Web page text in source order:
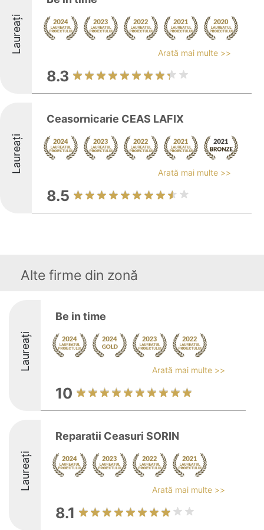
Laureați Arată mai multe >>
8.3
Laureați
Ceasornicarie CEAS LAFIX
Arată mai multe >>
8.5
Alte firme din zonă
Laureați
Be in time
Arată mai multe >>
10
Laureați
Reparatii Ceasuri SORIN
Arată mai multe >>
8.1